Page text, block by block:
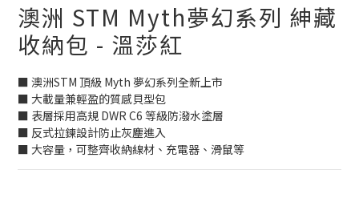
澳洲 STM Myth夢幻系列 紳藏
收納包 - 溫莎紅
■ 澳洲STM 頂級 Myth 夢幻系列全新上市
■ 大載量兼輕盈的質感貝型包
■ 表層採用高規 DWR C6 等級防潑水塗層
■ 反式拉鍊設計防止灰塵進入
■ 大容量，可整齊收納線材、充電器、滑鼠等